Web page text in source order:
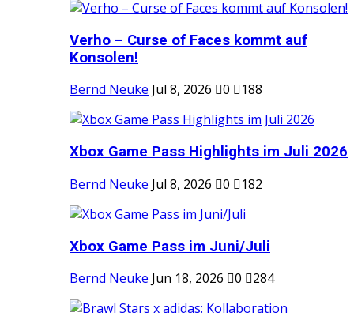
Verho – Curse of Faces kommt auf
Konsolen!
Bernd Neuke Jul 8, 2026 0 188
Xbox Game Pass Highlights im Juli 2026
Bernd Neuke Jul 8, 2026 0 182
Xbox Game Pass im Juni/Juli
Bernd Neuke Jun 18, 2026 0 284